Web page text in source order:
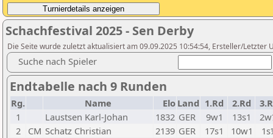
Schachfestival 2025 - Sen Derby
Die Seite wurde zuletzt aktualisiert am 09.09.2025 10:54:54, Ersteller/Letzter
Suche nach Spieler
Endtabelle nach 9 Runden
Rg. Name Elo Land 1.Rd 2.Rd
1
Laustsen Karl-Johan 1832 GER 9w1 13s1
2
CM Schatz Christian 2139 GER 17s1 10w1